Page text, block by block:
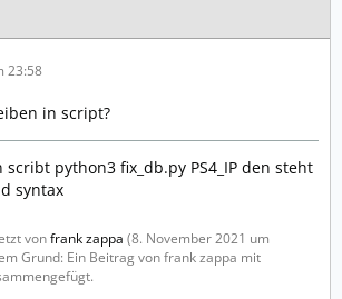
23:58
in script?
scribt python3 fix_db.py PS4_IP den steht
syntax
vonfrank zappa (8. November 2021 um
Grund: Ein Beitrag von frank zappa mit